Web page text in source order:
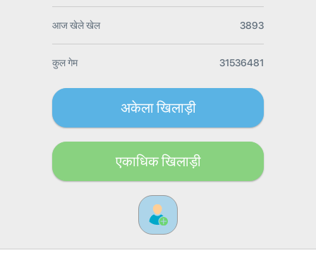
आज खेले खेल 3893
कुल गेम 31536481
अकेला खिलाड़ी
एकाधिक खिलाड़ी